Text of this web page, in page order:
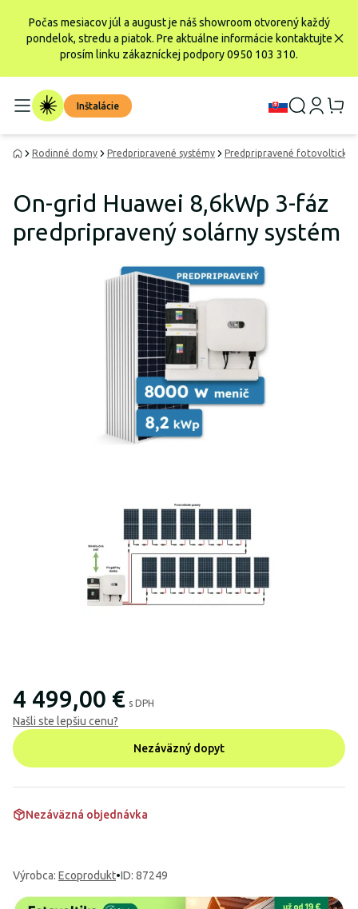
Počas mesiacov júl a august je náš showroom otvorený každý
pondelok, stredu a piatok. Pre aktuálne informácie kontaktujte
prosím linku zákazníckej podpory 0950 103 310.
Inštalácie
Rodinné domy Predpripravené systémy Predpripravené fotovoltické
On-grid Huawei 8,6kWp 3-fáz
predpripravený solárny systém
4 499,00 € s DPH
Našli ste lepšiu cenu?
Nezáväzný dopyt
Nezáväzná objednávka
Výrobca: Ecoprodukt•ID: 87249